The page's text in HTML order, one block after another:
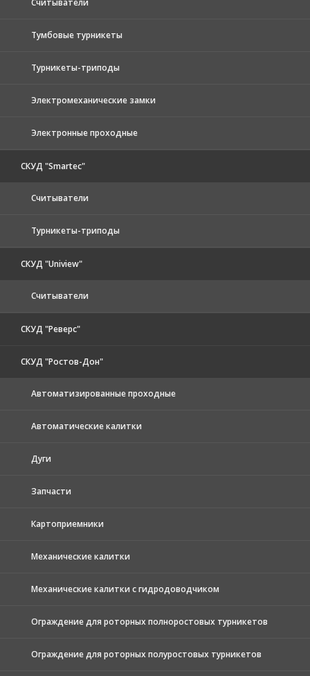
Тумбовые турникеты
Турникеты-триподы
Электромеханические замки
Электронные проходные
СКУД "Smartec"
Считыватели
Турникеты-триподы
СКУД "Uniview"
Считыватели
СКУД "Реверс"
СКУД "Ростов-Дон"
Автоматизированные проходные
Автоматические калитки
Дуги
Запчасти
Картоприемники
Механические калитки
Механические калитки с гидродоводчиком
Ограждение для роторных полноростовых турникетов
Ограждение для роторных полуростовых турникетов